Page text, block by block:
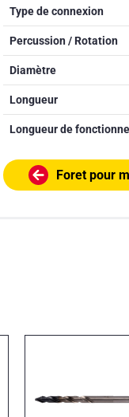
Type de connexion
Percussion / Rotation
Diamètre
Longueur
Longueur de
Foret pour